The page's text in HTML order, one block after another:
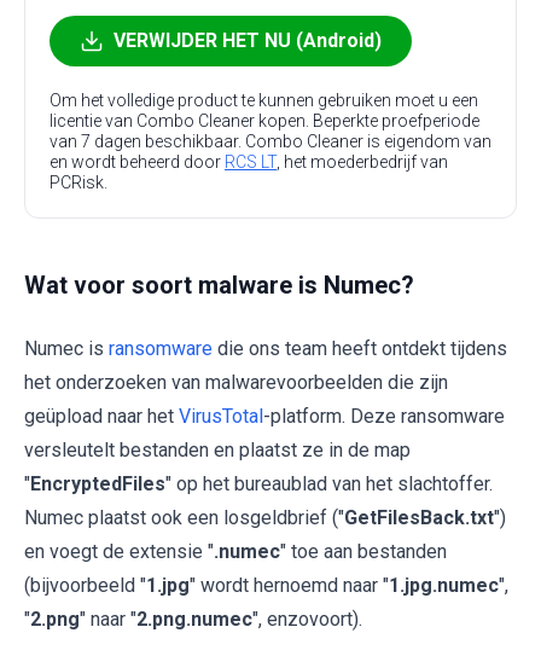
VERWIJDER HET NU (Android)
Om het volledige product te kunnen gebruiken moet u een
licentie van Combo Cleaner kopen. Beperkte proefperiode
van 7 dagen beschikbaar. Combo Cleaner is eigendom van
en wordt beheerd door RCS LT, het moederbedrijf van
PCRisk.
Wat voor soort malware is Numec?
Numec is ransomware die ons team heeft ontdekt tijdens
het onderzoeken van malwarevoorbeelden die zijn
geüpload naar het VirusTotal-platform. Deze ransomware
versleutelt bestanden en plaatst ze in de map
"EncryptedFiles" op het bureaublad van het slachtoffer.
Numec plaatst ook een losgeldbrief ("GetFilesBack.txt")
en voegt de extensie ".numec" toe aan bestanden
(bijvoorbeeld "1.jpg" wordt hernoemd naar "1.jpg.numec",
"2.png" naar "2.png.numec", enzovoort).